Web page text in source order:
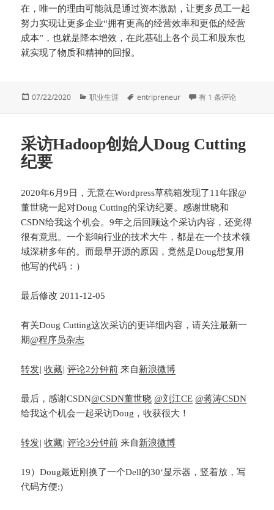
在，唯一的理由可能就是通过资本激励，让更多员工一起
努力实现让更多企业“拥有更高的经营效率和更低的经营
成本”，也就是降本增效，在此基础上各个员工和股东也
就实现了物质和精神的回报。
发
07/22/2020
分
职业生涯
标
entripreneur 创业与企业家精神
有 1 条评论
采访Hadoop创始人Doug Cutting
纪要
2020年6月9日，无意在Wordpress草稿箱发现了11年跟@
董世晓一起对Doug Cutting的采访纪要。感谢世晓和
CSDN给我这个机会。9年之后回顾这个采访内容，还觉得
很有意思。一个影响行业的技术大牛，都是在一个技术领
域深耕多年的。而最早开源的原因，竟然是Doug想复用
他写的代码：）
最后修改 2011-12-05
有关Doug Cutting这次采访的更详细内容，请关注最新一
期@程序员杂志
转发| 收藏| 评论2分钟前 来自新浪微博
最后，感谢CSDN@CSDN董世晓 @刘江CE @蒋涛CSDN
给我这个机会一起采访Doug，收获很大！
转发| 收藏| 评论3分钟前 来自新浪微博
19）Doug最近刚换了一个Dell的30‘显示器，竖着放，写
代码方便:)